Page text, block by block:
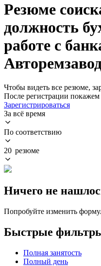
Резюме
должность
работе с
Чтобы видеть все резюме,
После регистрации
Зарегистрироваться
За всё время
По соответствию
20 резюме
Ничего не
Попробуйте изменить
Быстрые
Полная занятость
Полный день